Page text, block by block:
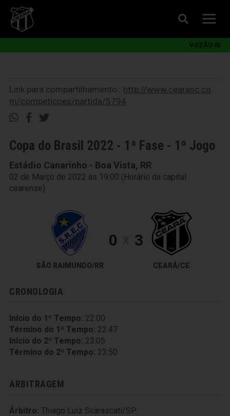
VOZÃO ID
Link para compartilhamento:: http://www.cearasc.co
m/competicoes/partida/5794
Copa do Brasil 2022 - 1ª Fase - 1º Jogo
Estádio Canarinho - Boa Vista, RR
02 de Março de 2022 às 19:00 (Horário da capital
cearense)
SÃO RAIMUNDO/RR
0 3
CEARÁ/CE
CRONOLOGIA
Início do 1º Tempo: 22:00
Término do 1º Tempo: 22:47
Início do 2º Tempo: 23:05
Término do 2º Tempo: 23:50
ARBITRAGEM
Árbitro: Thiago Luiz Scarascati/SP